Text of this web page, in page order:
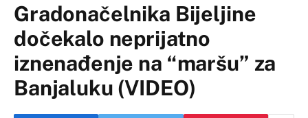
Gradonačelnika Bijeljine
dočekalo neprijatno
iznenađenje na “maršu” za
Banjaluku (VIDEO)